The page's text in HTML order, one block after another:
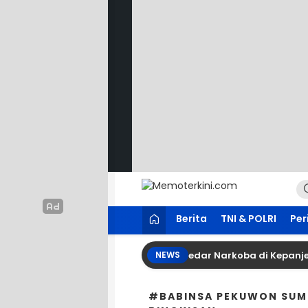
Memoterkini.com
Independen dan Fakta
Berita TNI & POLRI
NEWS
Malang Amankan Tersangka Pengedar Narkoba di Kepanjen,
#BABINSA PEKUWON